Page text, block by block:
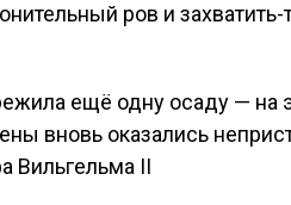
ров и захватить-
ещё одну осаду — на
вновь оказались
Вильгельма II